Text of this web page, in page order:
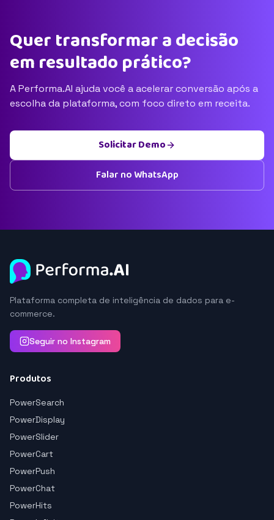
Quer transformar a decisão
em resultado prático?
A Performa.AI ajuda você a acelerar conversão após a
escolha da plataforma, com foco direto em receita.
Solicitar Demo
Falar no WhatsApp
Plataforma completa de inteligência de dados para e-
commerce.
Seguir no Instagram
Produtos
PowerSearch
PowerDisplay
PowerSlider
PowerCart
PowerPush
PowerChat
PowerHits